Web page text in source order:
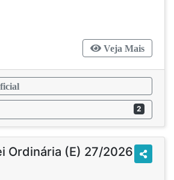
Veja Mais
2
Ordinária (E) 27/2026